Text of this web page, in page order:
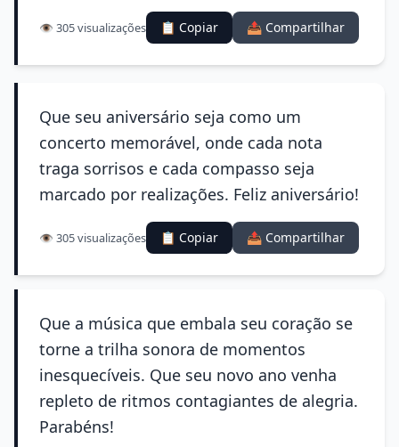
👁️ 305 visualizações 📋 Copiar 📤 Compartilhar
Que seu aniversário seja como um
concerto memorável, onde cada nota
traga sorrisos e cada compasso seja
marcado por realizações. Feliz aniversário!
👁️ 305 visualizações 📋 Copiar 📤 Compartilhar
Que a música que embala seu coração se
torne a trilha sonora de momentos
inesquecíveis. Que seu novo ano venha
repleto de ritmos contagiantes de alegria.
Parabéns!